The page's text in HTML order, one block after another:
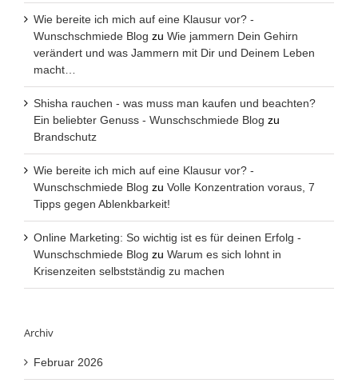
Wie bereite ich mich auf eine Klausur vor? -
Wunschschmiede Blog zu Wie jammern Dein Gehirn
verändert und was Jammern mit Dir und Deinem Leben
macht…
Shisha rauchen - was muss man kaufen und beachten?
Ein beliebter Genuss - Wunschschmiede Blog zu
Brandschutz
Wie bereite ich mich auf eine Klausur vor? -
Wunschschmiede Blog zu Volle Konzentration voraus, 7
Tipps gegen Ablenkbarkeit!
Online Marketing: So wichtig ist es für deinen Erfolg -
Wunschschmiede Blog zu Warum es sich lohnt in
Krisenzeiten selbstständig zu machen
Archiv
Februar 2026